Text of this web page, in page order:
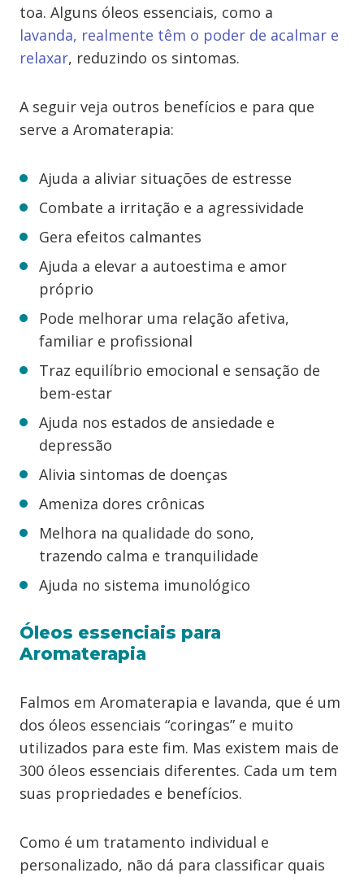
toa. Alguns óleos essenciais, como a
lavanda, realmente têm o poder de acalmar e
relaxar, reduzindo os sintomas.
A seguir veja outros benefícios e para que
serve a Aromaterapia:
Ajuda a aliviar situações de estresse
Combate a irritação e a agressividade
Gera efeitos calmantes
Ajuda a elevar a autoestima e amor
próprio
Pode melhorar uma relação afetiva,
familiar e profissional
Traz equilíbrio emocional e sensação de
bem-estar
Ajuda nos estados de ansiedade e
depressão
Alivia sintomas de doenças
Ameniza dores crônicas
Melhora na qualidade do sono,
trazendo calma e tranquilidade
Ajuda no sistema imunológico
Óleos essenciais para
Aromaterapia
Falmos em Aromaterapia e lavanda, que é um
dos óleos essenciais “coringas” e muito
utilizados para este fim. Mas existem mais de
300 óleos essenciais diferentes. Cada um tem
suas propriedades e benefícios.
Como é um tratamento individual e
personalizado, não dá para classificar quais